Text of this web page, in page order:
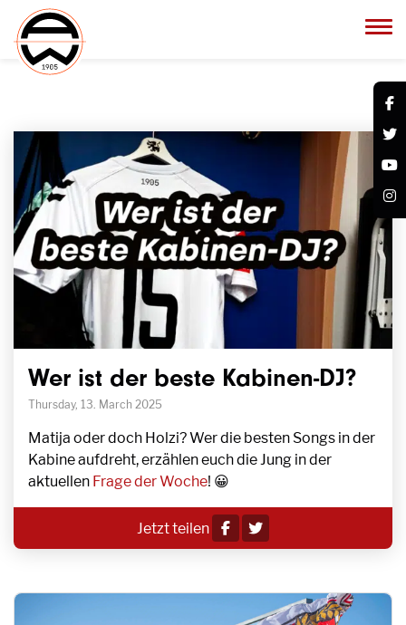
Wer ist der beste Kabinen-DJ?
Thursday, 13. March 2025
Matija oder doch Holzi? Wer die besten Songs in der
Kabine aufdreht, erzählen euch die Jung in der
aktuellen Frage der Woche! 😀
Jetzt teilen